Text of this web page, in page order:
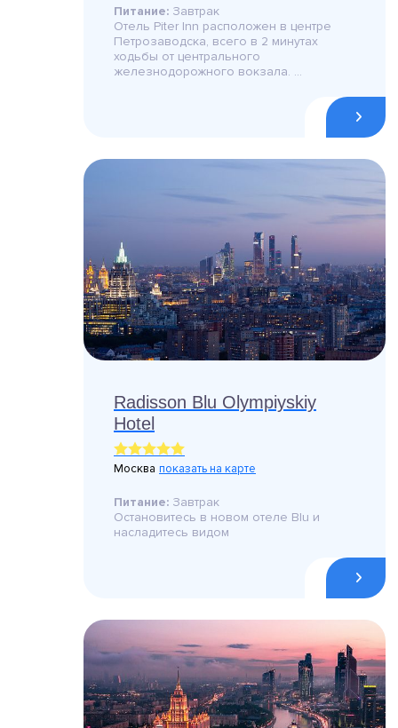
Питание: Завтрак
Отель Piter Inn расположен в центре
Петрозаводска, всего в 2 минутах
ходьбы от центрального
железнодорожного вокзала. ...
Radisson Blu Olympiyskiy
Hotel
Москва показать на карте
Питание: Завтрак
Остановитесь в новом отеле Blu и
насладитесь видом